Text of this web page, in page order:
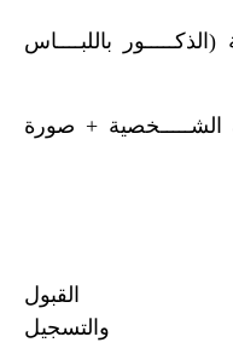
(الذكـــــور باللبــــاس
الشـــــخصية + صورة
والتسجيل